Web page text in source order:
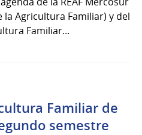
la Agricultura Familiar) y del
Familiar...
Familiar de
semestre